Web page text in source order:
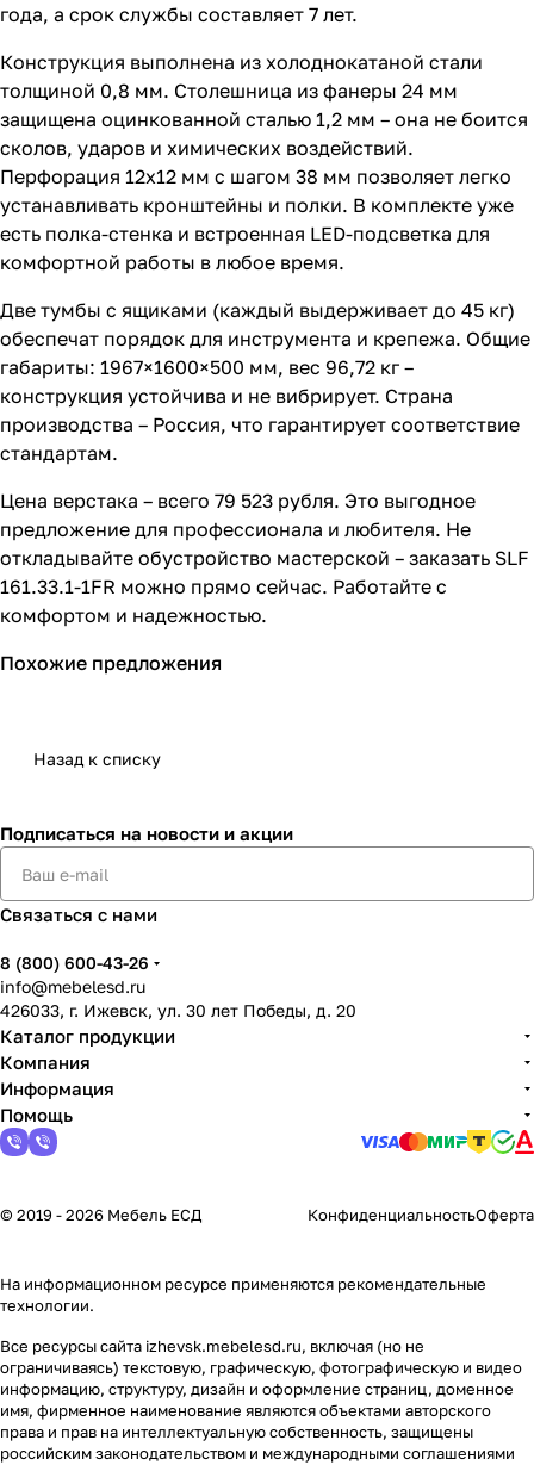
года, а срок службы составляет 7 лет.
Конструкция выполнена из холоднокатаной стали
толщиной 0,8 мм. Столешница из фанеры 24 мм
защищена оцинкованной сталью 1,2 мм – она не боится
сколов, ударов и химических воздействий.
Перфорация 12х12 мм с шагом 38 мм позволяет легко
устанавливать кронштейны и полки. В комплекте уже
есть полка-стенка и встроенная LED-подсветка для
комфортной работы в любое время.
Две тумбы с ящиками (каждый выдерживает до 45 кг)
обеспечат порядок для инструмента и крепежа. Общие
габариты: 1967×1600×500 мм, вес 96,72 кг –
конструкция устойчива и не вибрирует. Страна
производства – Россия, что гарантирует соответствие
стандартам.
Цена верстака – всего 79 523 рубля. Это выгодное
предложение для профессионала и любителя. Не
откладывайте обустройство мастерской – заказать SLF
161.33.1-1FR можно прямо сейчас. Работайте с
комфортом и надежностью.
Похожие предложения
Назад к списку
Подписаться на новости и акции
Связаться с нами
8 (800) 600-43-26
info@mebelesd.ru
426033, г. Ижевск, ул. 30 лет Победы, д. 20
Каталог продукции
Компания
Информация
Помощь
© 2019 - 2026 Мебель ЕСД КонфиденциальностьОферта
На информационном ресурсе применяются рекомендательные
технологии.
Все ресурсы сайта izhevsk.mebelesd.ru, включая (но не
ограничиваясь) текстовую, графическую, фотографическую и видео
информацию, структуру, дизайн и оформление страниц, доменное
имя, фирменное наименование являются объектами авторского
права и прав на интеллектуальную собственность, защищены
российским законодательством и международными соглашениями